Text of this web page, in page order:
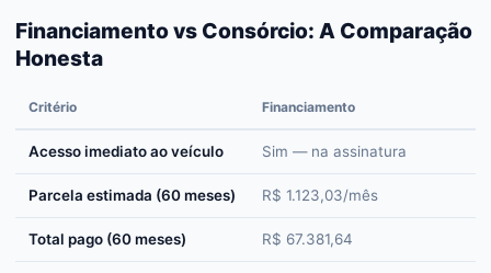
Financiamento vs Consórcio: A Comparação
Honesta
Critério Financiamento
Acesso imediato ao veículo Sim — na assinatura
Parcela estimada (60 meses) R$ 1.123,03/mês
Total pago (60 meses) R$ 67.381,64